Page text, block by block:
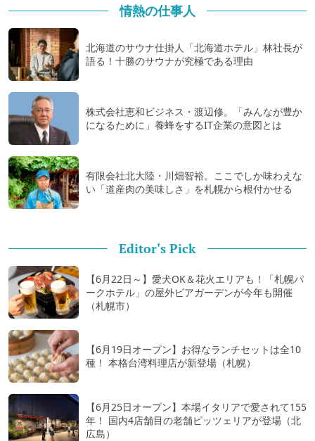
情熱の仕事人
北海道のサウナ仕掛人「北海道ホテル」林社長が
語る！十勝のサウナが究極である理由
株式会社恵和ビジネス・渡辺修。「みんなが豊か
になるために」養蜂をするIT企業の意図とは
有限会社北大陸・川畑智裕。ここでしか味わえな
い「道産肉の美味しさ」を札幌から根付かせる
Editor's Pick
【6月22日～】愛犬OK＆花火エリアも！「札幌パ
ークホテル」の屋外ビアガーデンが今年も開催
（札幌市）
【6月19日オープン】お得なランチセットは全10
種！ 本格台湾料理店が新登場（札幌）
【6月25日オープン】本場イタリアで愛されて155
年！ 国内4店舗目の老舗ピッツェリアが登場（北
広島）